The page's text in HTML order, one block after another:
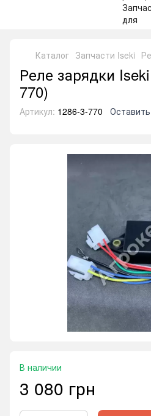
Каталог Запчасти Iseki
Реле зарядки
770)
Артикул: 1286-3-770
В наличии
3 080 грн